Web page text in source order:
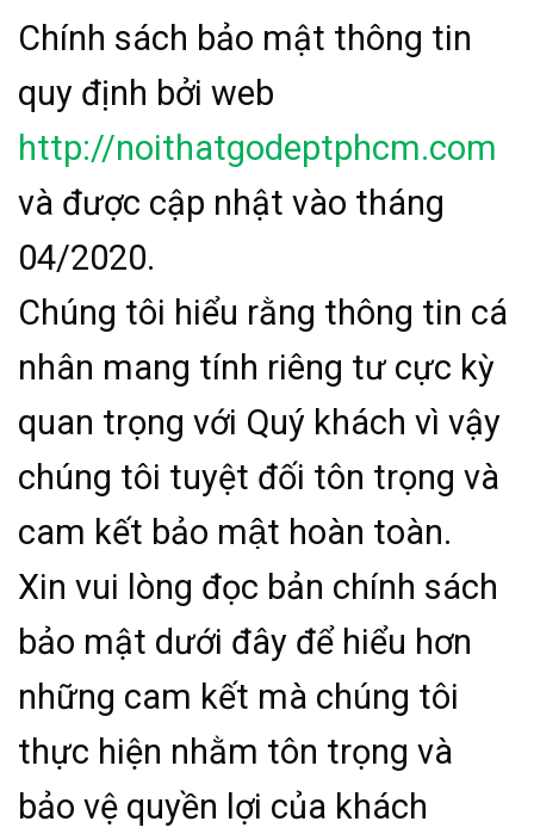
Chính sách bảo mật thông tin
quy định bởi web
http://noithatgodeptphcm.com
và được cập nhật vào tháng
04/2020.
Chúng tôi hiểu rằng thông tin cá
nhân mang tính riêng tư cực kỳ
quan trọng với Quý khách vì vậy
chúng tôi tuyệt đối tôn trọng và
cam kết bảo mật hoàn toàn.
Xin vui lòng đọc bản chính sách
bảo mật dưới đây để hiểu hơn
những cam kết mà chúng tôi
thực hiện nhằm tôn trọng và
bảo vệ quyền lợi của khách